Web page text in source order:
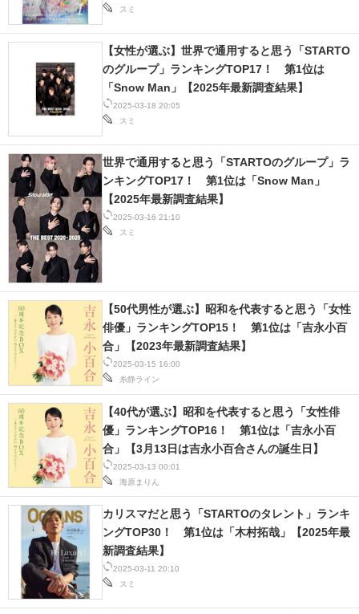
メディア
注目記事を集めた総合ページ
ITの今と未来を見通す
スマホと通信の最新トレンド
進化するPCとデバイスの未来
好きが集まる 比べて選べる
ビジネスと働き方のヒント
AI活用のいまが分かる
企業ITのトレンドを詳説
経営リーダーのコミュニティ
マーケ×ITの今がよく分かる
ITエンジニア向け専門サイト
企業向けIT製品の総合サイト
IT製品の技術・比較・事例
製造業のIT導入・活用を支援
モノづくり技術者専門サイト
エレクトロニクス専門サイト
電子設計の基本と応用
スミ
2025-03-18 20:05
スミ
【女性が選ぶ】世界で通用すると思う「STARTO
のグループ」ランキングTOP17！ 第1位は
「Snow Man」【2025年最新調査結果】
2025-03-16 21:10
スミ
世界で通用すると思う「STARTOのグループ」ラ
ンキングTOP17！ 第1位は「Snow Man」
【2025年最新調査結果】
2025-03-15 16:00
糸静ライン
【50代男性が選ぶ】昭和を代表すると思う「女性
俳優」ランキングTOP15！ 第1位は「吉永小百
合」【2023年最新調査結果】
2025-03-13 00:01
海原まりん
【40代が選ぶ】昭和を代表すると思う「女性俳
優」ランキングTOP16！ 第1位は「吉永小百
合」【3月13日は吉永小百合さんの誕生日】
2025-03-11 20:10
スミ
カリスマだと思う「STARTOのタレント」ランキ
ングTOP30！ 第1位は「木村拓哉」【2025年最
新調査結果】